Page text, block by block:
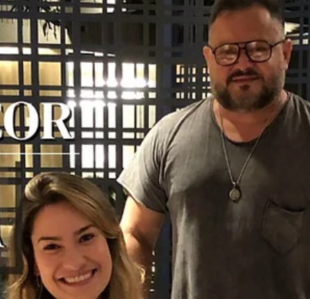
hsprecisao
18 de nov. de 2021
2 min de leitura
Portão e guarda corpo: Vantagens e
funções
Independente da beleza e a estética única dos produtos da HS
Design, a segurança é um fator extremamente importante em
nossos...